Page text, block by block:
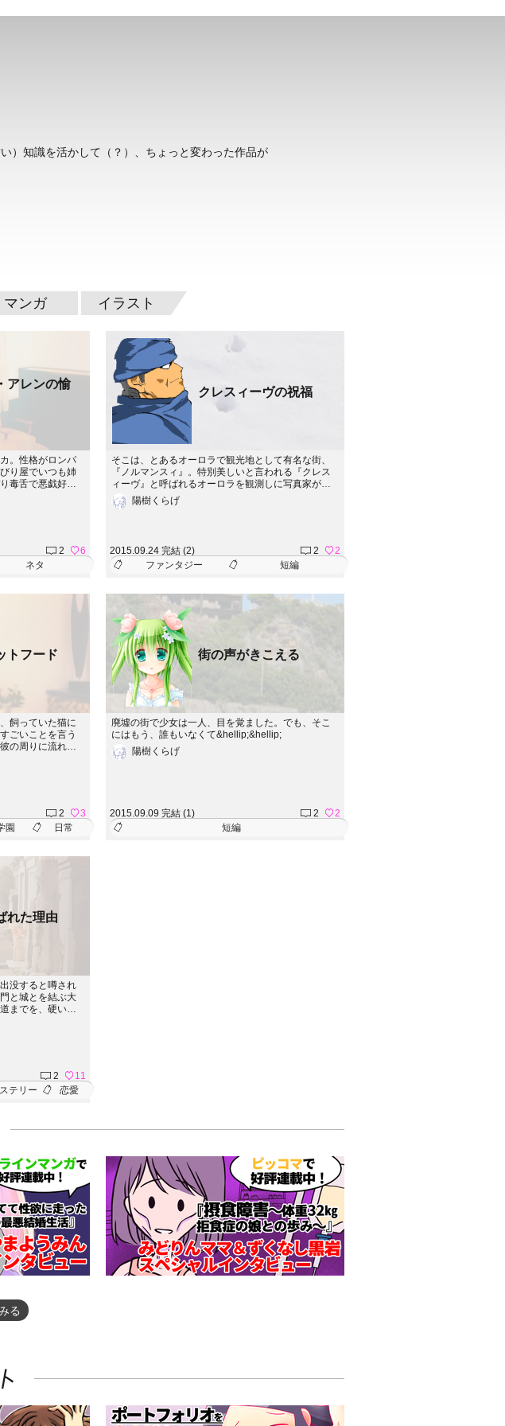
）知識を活かして（？）、ちょっと変わった作品が
マンガ イラスト
アレンの愉
。性格がロンパ
り屋でいつも姉
毒舌で悪戯好き
いつも元気で
きている。五分
2
6
ネタ
クレスィーヴの祝福
そこは、とあるオーロラで観光地として有名な街、
『ノルマンスィ』。特別美しいと言われる『クレス
ィーヴ』と呼ばれるオーロラを観測しに写真家が向
かったが、それきり帰って来なくなってしまった。
普段は北部地方の救助隊が駆け付けるのだが、その
陽樹くらげ
2015.09.24 完結 (2) 2
2
ファンタジー
短編
トフード
飼っていた猫に
ごいことを言う
の周りに流れて
ると眠ってしま
の猫はいたんだ
った。
2
3
園 日常
街の声がきこえる
廃墟の街で少女は一人、目を覚ました。でも、そこ
にはもう、誰もいなくて&hellip;&hellip;
陽樹くらげ
2015.09.09 完結 (1) 2
2
短編
れた理由
没すると噂され
と城とを結ぶ大
までを、硬い牛
て来ると言うの
靴音に眠りから
つけるが&hellip;
2
11
テリー 恋愛
る